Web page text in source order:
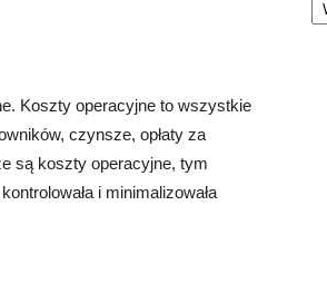
Koszty operacyjne to wszystkie
czynsze, opłaty za
są koszty operacyjne, tym
i minimalizowała